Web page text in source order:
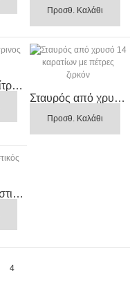
198,00 €
Προσθ. Καλάθι
Σταυρός Κ14 κίτρινος χρυσός
Σταυρός από χρυσό 14 καρατίων με πέτρες ζιρκόν
312,00 €
Προσθ. Καλάθι
Σταυρός Βαπτιστικός 14 Καρατιων
4